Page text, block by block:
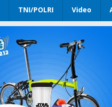
TNI/POLRI Video